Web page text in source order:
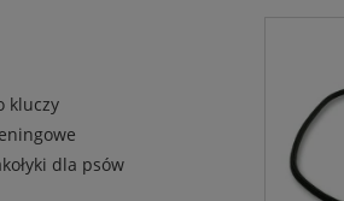
kluczy
dla psów